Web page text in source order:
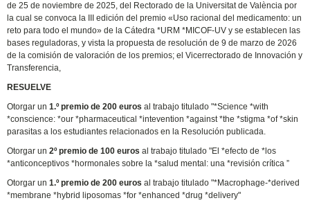
de 25 de noviembre de 2025, del Rectorado de la Universitat de València por
la cual se convoca la III edición del premio «Uso racional del medicamento: un
reto para todo el mundo» de la Cátedra *URM *MICOF-UV y se establecen las
bases reguladoras, y vista la propuesta de resolución de 9 de marzo de 2026
de la comisión de valoración de los premios; el Vicerrectorado de Innovación y
Transferencia,
RESUELVE
Otorgar un1.º premio de 200 euros al trabajo titulado "*Science *with
*conscience: *our *pharmaceutical *intevention *against *the *stigma *of *skin
parasitas a los estudiantes relacionados en la Resolución publicada.
Otorgar un2º premio de 100 eurosal trabajo titulado "El *efecto de *los
*anticonceptivos *hormonales sobre la *salud mental: una *revisión crítica ”
Otorgar un1.º premio de 200 eurosal trabajo titulado "*Macrophage-*derived
*membrane *hybrid liposomas *for *enhanced *drug *delivery"